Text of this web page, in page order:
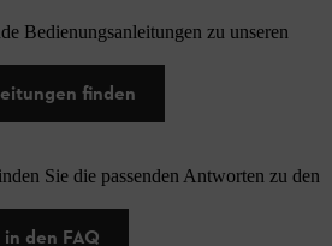
Bedienungsanleitungen zu unseren
finden
Sie die passenden Antworten zu den
den FAQ